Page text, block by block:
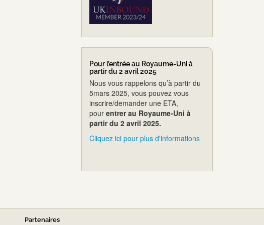
Pour l’entrée au Royaume-Uni à
partir du 2 avril 2025
Nous vous rappelons qu’à partir du
5mars 2025, vous pouvez vous
inscrire/demander une ETA,
pour entrer au Royaume-Uni à
partir du 2 avril 2025.
Cliquez ici pour plus d'informations
Partenaires